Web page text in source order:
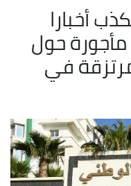
أخبارا
حول
في